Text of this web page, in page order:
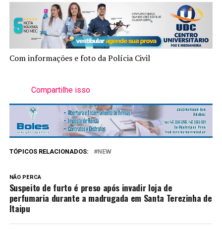
Com informações e foto da Polícia Civil
Compartilhe isso
TÓPICOS RELACIONADOS: NEW
NÃO PERCA
Suspeito de furto é preso após invadir loja de
perfumaria durante a madrugada em Santa Terezinha de
Itaipu